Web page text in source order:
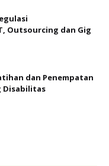
Outsourcing dan Gig
dan Penempatan
Disabilitas